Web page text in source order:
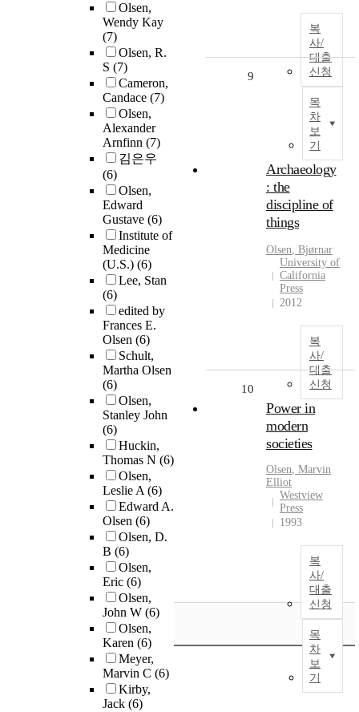
Olsen,
Wendy Kay
(7)
Olsen, R.
S (7)
Cameron,
Candace (7)
Olsen,
Alexander
Arnfinn (7)
김은우
(6)
Olsen,
Edward
Gustave (6)
Institute of
Medicine
(U.S.) (6)
Lee, Stan
(6)
edited by
Frances E.
Olsen (6)
Schult,
Martha Olsen
(6)
Olsen,
Stanley John
(6)
Huckin,
Thomas N (6)
Olsen,
Leslie A(6)
Edward A.
Olsen (6)
Olsen, D.
B (6)
Olsen,
Eric (6)
Olsen,
John W (6)
Olsen,
Karen (6)
Meyer,
Marvin C (6)
Kirby,
Jack (6)
복
사/
대출
신청
목
차
보
기
9
Archaeology
: the
discipline of
things
Olsen, Bjørnar
University of
California
Press
2012
복
사/
대출
신청
10
Power in
modern
societies
Olsen, Marvin
Elliot
Westview
Press
1993
복
사/
대출
신청
목
차
보
기